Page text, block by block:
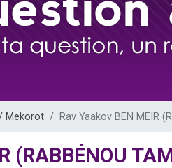
30 personnes viennent de faire un don
Il reste 49 places pour étudier en groupe
12 nouvelles musiques dans Torah-Box
Mekorot Rav Yaakov BEN MEIR
(RABBÉNOU